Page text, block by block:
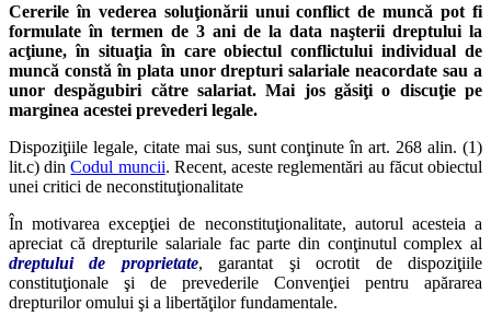
Cererile în vederea soluţionării unui conflict de muncă pot fi
formulate în termen de 3 ani de la data naşterii dreptului la
acţiune, în situaţia în care obiectul conflictului individual de
muncă constă în plata unor drepturi salariale neacordate sau a
unor despăgubiri către salariat. Mai jos găsiţi o discuţie pe
marginea acestei prevederi legale.
Dispoziţiile legale, citate mai sus, sunt conţinute în art. 268 alin. (1)
lit.c) dinCodul muncii. Recent, aceste reglementări au făcut obiectul
unei critici de neconstituţionalitate
În motivarea excepţiei de neconstituţionalitate, autorul acesteia a
apreciat că drepturile salariale fac parte din conţinutul complex al
dreptului de proprietate, garantat şi ocrotit de dispoziţiile
constituţionale şi de prevederile Convenţiei pentru apărarea
drepturilor omului şi a libertăţilor fundamentale.